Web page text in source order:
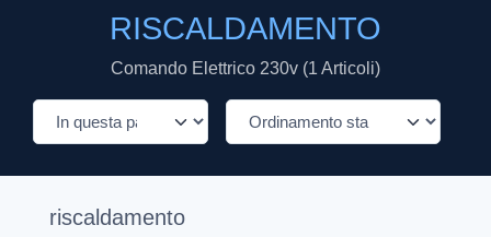
RISCALDAMENTO
Comando Elettrico 230v (1 Articoli)
riscaldamento